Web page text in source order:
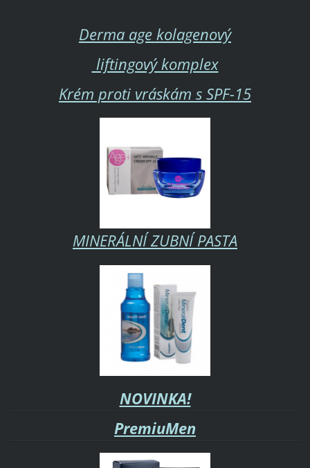
Derma age kolagenový
liftingový komplex
Krém proti vráskám s SPF-15
MINERÁLNÍ ZUBNÍ PASTA
NOVINKA!
PremiuMen